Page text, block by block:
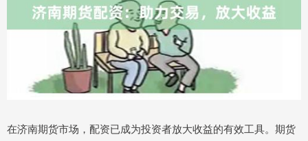
在济南期货市场，配资已成为投资者放大收益的有效工具。期货